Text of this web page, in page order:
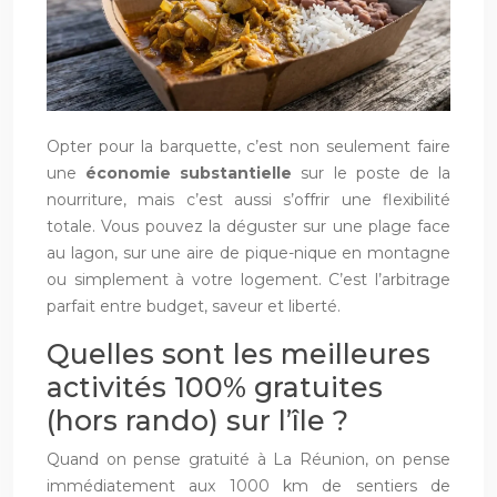
Opter pour la barquette, c’est non seulement faire
une économie substantielle sur le poste de la
nourriture, mais c’est aussi s’offrir une flexibilité
totale. Vous pouvez la déguster sur une plage face
au lagon, sur une aire de pique-nique en montagne
ou simplement à votre logement. C’est l’arbitrage
parfait entre budget, saveur et liberté.
Quelles sont les meilleures
activités 100% gratuites
(hors rando) sur l’île ?
Quand on pense gratuité à La Réunion, on pense
immédiatement aux 1000 km de sentiers de